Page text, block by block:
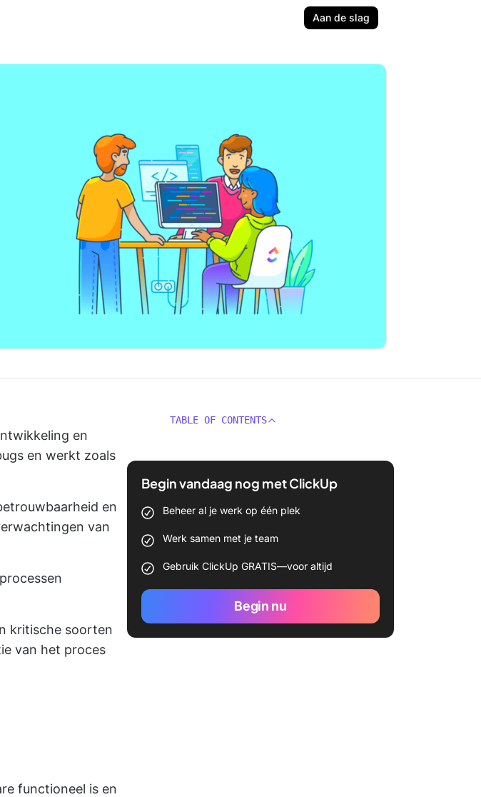
Aan de slag
en
en werkt zoals
en
van
kritische soorten
van het proces
functioneel is en
TABLE OF CONTENTS
Begin vandaag nog met ClickUp
Beheer al je werk op één plek
Werk samen met je team
Gebruik ClickUp GRATIS—voor altijd
Begin nu